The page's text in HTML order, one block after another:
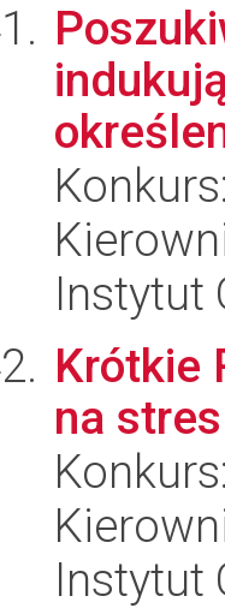
Konkurs:
Instytut
Krótkie
na
Konkurs:
Instytut